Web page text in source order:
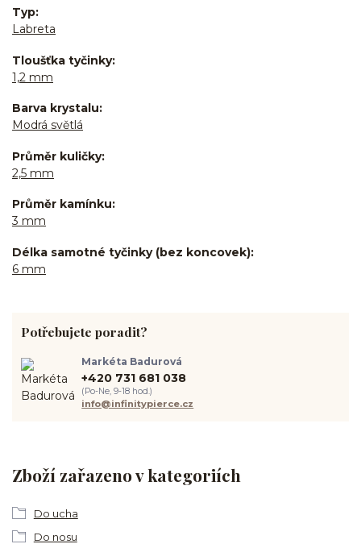
Typ
Labreta
Tloušťka tyčinky
1,2 mm
Barva krystalu
Modrá světlá
Průměr kuličky
2,5 mm
Průměr kamínku
3 mm
Délka samotné tyčinky (bez koncovek)
6 mm
Zboží zařazeno v kategoriích
Do ucha
Do nosu
Potřebujete poradit?
Markéta Badurová
+420 731 681 038
(Po-Ne, 9-18 hod.)
info@infinitypierce.cz